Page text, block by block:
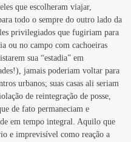
que escolheram viajar,
todo o sempre do outro lado da
privilegiados que fugiriam para
ou no campo com cachoeiras
sua “estadia” em
jamais poderiam voltar para
urbanos; suas casas ali seriam
de reintegração de posse,
de fato permaneciam e
em tempo integral. Aquilo que
e imprevisível como reação a